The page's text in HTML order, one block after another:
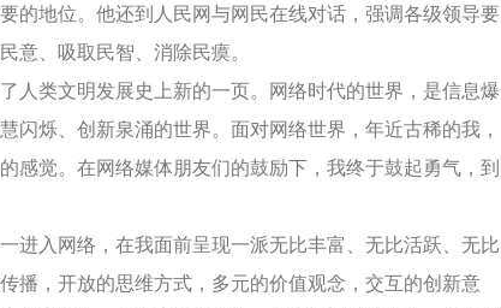
的地位。他还到人民网与网民在线对话，强调各级领导要
意、吸取民智、消除民瘼。
类文明发展史上新的一页。网络时代的世界，是信息爆
闪烁、创新泉涌的世界。面对网络世界，年近古稀的我，
感觉。在网络媒体朋友们的鼓励下，我终于鼓起勇气，到
入网络，在我面前呈现一派无比丰富、无比活跃、无比
播，开放的思维方式，多元的价值观念，交互的创新意